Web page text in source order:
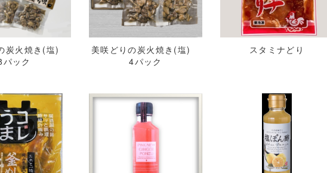
炭火焼き(塩)
パック
美咲どりの炭火焼き(塩)
4パック
スタミナどり